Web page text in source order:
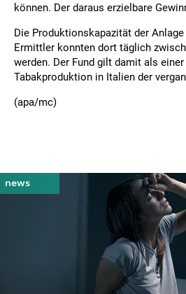
können. Der daraus erzielbare
Die Produktionskapazität der
Ermittler konnten dort täglich
werden. Der Fund gilt damit als
Tabakproduktion in Italien der
(apa/mc)